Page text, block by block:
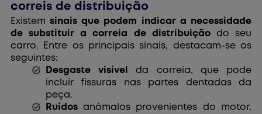
correis de distribuição
Existemsinais que podem indicar a necessidade
de substituir a correia de distribuiçãodo seu
carro. Entre os principais sinais, destacam-se os
seguintes:
Desgaste visível
da correia, que pode
incluir fissuras nas partes dentadas da
peça.
Ruídos anómalos provenientes do motor,